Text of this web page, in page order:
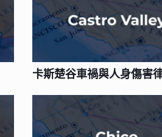
卡斯楚谷車禍與人身傷害